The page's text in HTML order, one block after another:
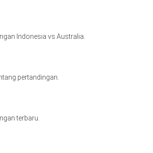
Indonesia vs Australia.
pertandingan.
terbaru.